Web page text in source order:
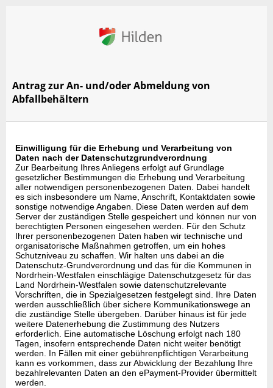
Antrag zur An- und/oder Abmeldung von
Abfallbehältern
Einwilligung für die Erhebung und Verarbeitung von
Daten nach der Datenschutzgrundverordnung
Zur Bearbeitung Ihres Anliegens erfolgt auf Grundlage
gesetzlicher Bestimmungen die Erhebung und Verarbeitung
aller notwendigen personenbezogenen Daten. Dabei handelt
es sich insbesondere um Name, Anschrift, Kontaktdaten sowie
sonstige notwendige Angaben. Diese Daten werden auf dem
Server der zuständigen Stelle gespeichert und können nur von
berechtigten Personen eingesehen werden. Für den Schutz
Ihrer personenbezogenen Daten haben wir technische und
organisatorische Maßnahmen getroffen, um ein hohes
Schutzniveau zu schaffen. Wir halten uns dabei an die
Datenschutz-Grundverordnung und das für die Kommunen in
Nordrhein-Westfalen einschlägige Datenschutzgesetz für das
Land Nordrhein-Westfalen sowie datenschutzrelevante
Vorschriften, die in Spezialgesetzen festgelegt sind. Ihre Daten
werden ausschließlich über sichere Kommunikationswege an
die zuständige Stelle übergeben. Darüber hinaus ist für jede
weitere Datenerhebung die Zustimmung des Nutzers
erforderlich. Eine automatische Löschung erfolgt nach 180
Tagen, insofern entsprechende Daten nicht weiter benötigt
werden. In Fällen mit einer gebührenpflichtigen Verarbeitung
kann es vorkommen, dass zur Abwicklung der Bezahlung Ihre
bezahlrelevanten Daten an den ePayment-Provider übermittelt
werden.